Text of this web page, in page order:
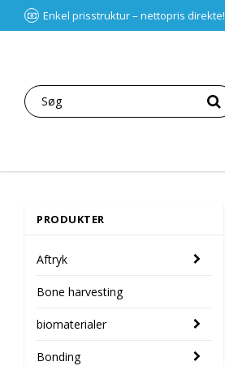
Enkel prisstruktur – nettopris direkte!
PRODUKTER
Aftryk
Bone harvesting
biomaterialer
Bonding